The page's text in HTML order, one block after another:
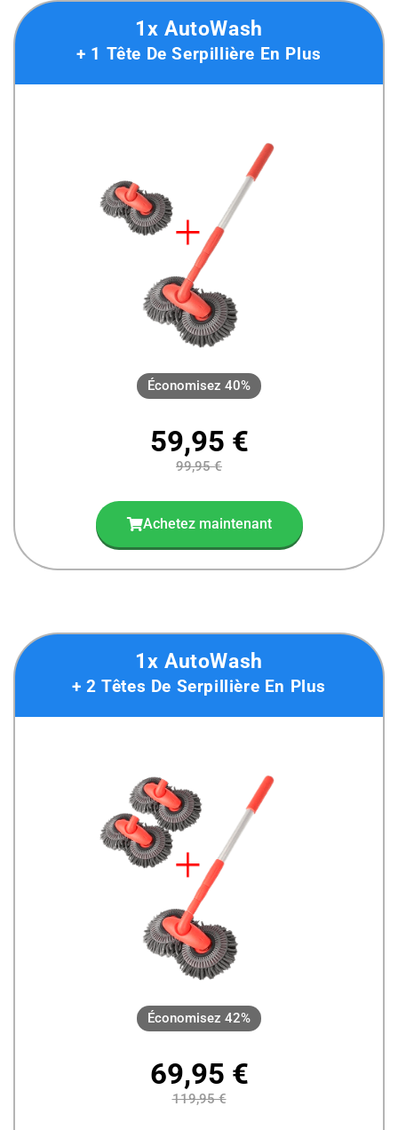
1x AutoWash
+ 1 Tête De Serpillière En Plus
Économisez 40%
59,95 €
99,95 €
Achetez maintenant
1x AutoWash
+ 2 Têtes De Serpillière En Plus
Économisez 42%
69,95 €
119,95 €